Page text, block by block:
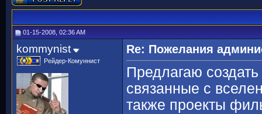
01-15-2008, 02:36 AM
kommynist
Рейдер-Комуннист
Re: Пожелания
Предлагаю
связанные с
также проекты